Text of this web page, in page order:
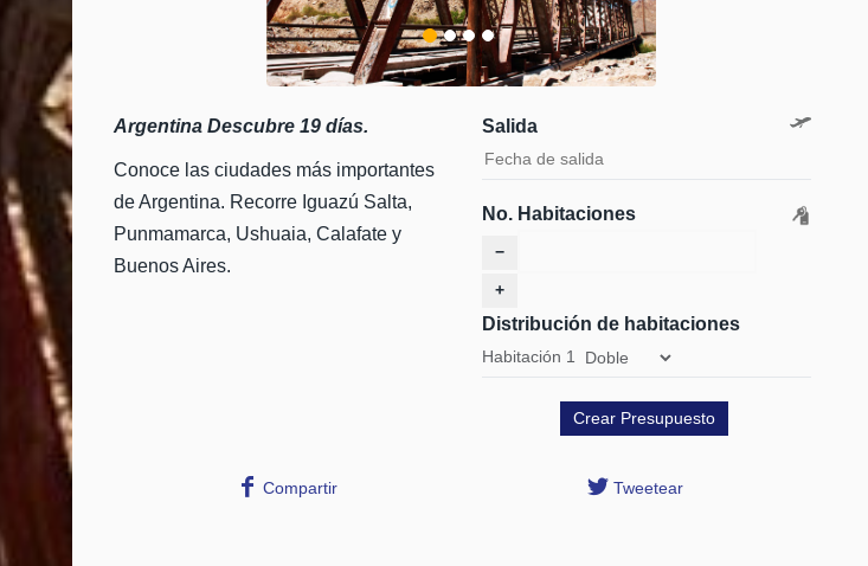
Argentina Descubre 19 días.
Conoce las ciudades más importantes
de Argentina. Recorre Iguazú Salta,
Punmamarca, Ushuaia, Calafate y
Buenos Aires.
Salida
No. Habitaciones
−
+
Distribución de habitaciones
Habitación 1
Compartir Tweetear